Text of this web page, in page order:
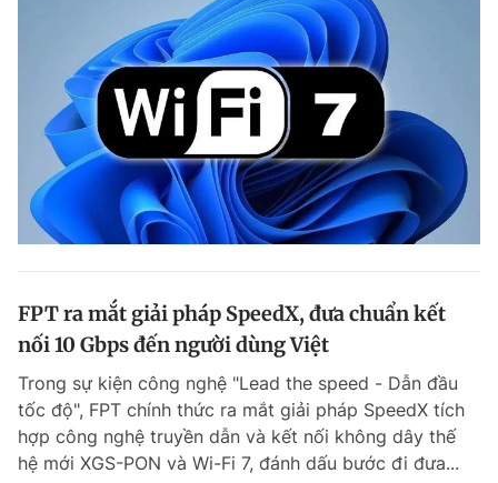
FPT ra mắt giải pháp SpeedX, đưa chuẩn kết
nối 10 Gbps đến người dùng Việt
Trong sự kiện công nghệ "Lead the speed - Dẫn đầu
tốc độ", FPT chính thức ra mắt giải pháp SpeedX tích
hợp công nghệ truyền dẫn và kết nối không dây thế
hệ mới XGS-PON và Wi-Fi 7, đánh dấu bước đi đưa...